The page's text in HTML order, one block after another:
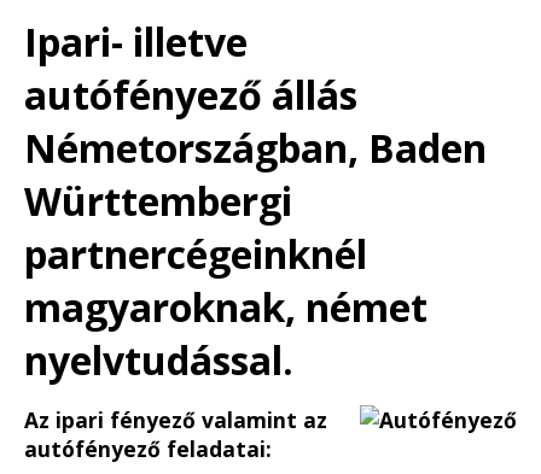
Ipari- illetve
autófényező állás
Németországban, Baden
Württembergi
partnercégeinknél
magyaroknak, német
nyelvtudással.
Az ipari fényező valamint az
autófényező feladatai: